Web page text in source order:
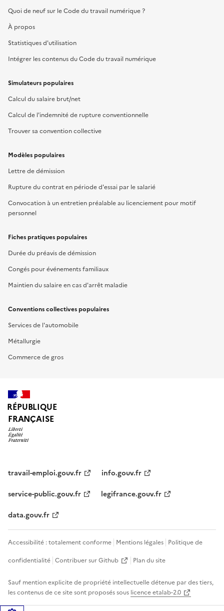
Quoi de neuf sur le Code du travail numérique ?
À propos
Statistiques d'utilisation
Intégrer les contenus du Code du travail numérique
Simulateurs populaires
Calcul du salaire brut/net
Calcul de l'indemnité de rupture conventionnelle
Trouver sa convention collective
Modèles populaires
Lettre de démission
Rupture du contrat en période d'essai par le salarié
Convocation à un entretien préalable au licenciement pour motif
personnel
Fiches pratiques populaires
Durée du préavis de démission
Congés pour événements familiaux
Maintien du salaire en cas d'arrêt maladie
Conventions collectives populaires
Services de l'automobile
Métallurgie
Commerce de gros
RÉPUBLIQUE
FRANÇAISE
travail-emploi.gouv.fr
info.gouv.fr
service-public.gouv.fr
legifrance.gouv.fr
data.gouv.fr
Accessibilité : totalement conforme Mentions légales Politique de
confidentialité Contribuer sur Github Plan du site
Sauf mention explicite de propriété intellectuelle détenue par des tiers,
les contenus de ce site sont proposés sous licence etalab-2.0